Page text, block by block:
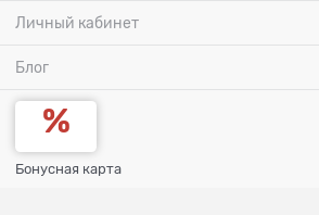
Личный кабинет
Блог
Бонусная карта